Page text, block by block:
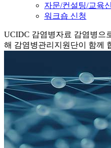
자문/컨설팅/교육
워크숍 신청
UCIDC 감염병자료 감염병으
해 감염병관리지원단이 함께